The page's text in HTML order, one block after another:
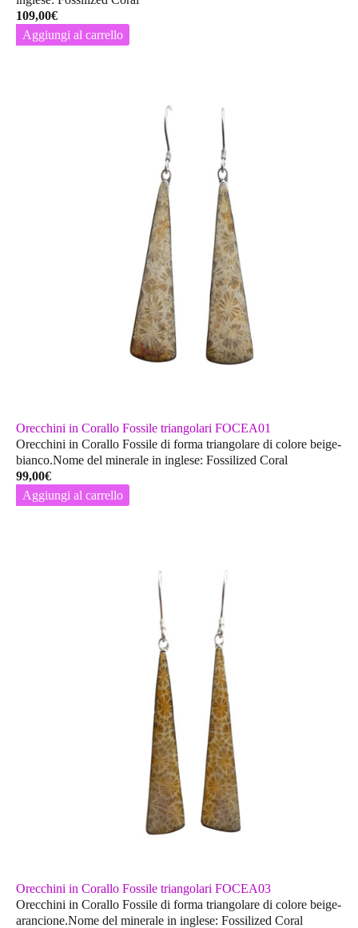
109,00€
Aggiungi al carrello
Orecchini in Corallo Fossile triangolari FOCEA01
Orecchini in Corallo Fossile di forma triangolare di colore beige-
bianco.Nome del minerale in inglese: Fossilized Coral
99,00€
Aggiungi al carrello
Orecchini in Corallo Fossile triangolari FOCEA03
Orecchini in Corallo Fossile di forma triangolare di colore beige-
arancione.Nome del minerale in inglese: Fossilized Coral